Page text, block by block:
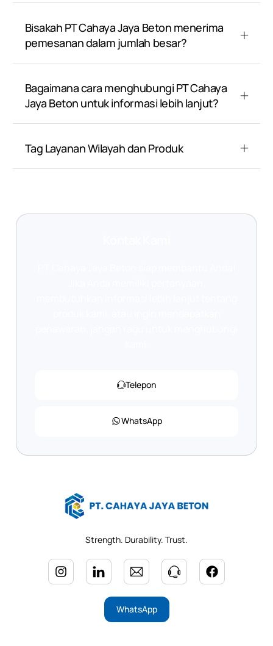
Bisakah PT Cahaya Jaya Beton menerima
pemesanan dalam jumlah besar?
Bagaimana cara menghubungi PT Cahaya
Jaya Beton untuk informasi lebih lanjut?
Tag Layanan Wilayah dan Produk
Telepon
WhatsApp
Strength. Durability. Trust.
WhatsApp